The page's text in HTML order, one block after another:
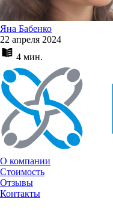
Яна Бабенко
22 апреля 2024
4 мин.
О компании
Стоимость
Отзывы
Контакты